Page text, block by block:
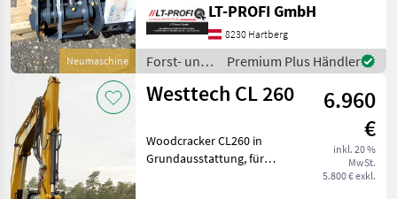
Neumaschine
250 Max. Durchmesser
Hartholz 200 Min.
Durchmesser 70 Max.
Arbeitsd
LT-PROFI GmbH
8230 Hartberg
Forst- und
Holztechnik
/ Uniforest
Premium Plus Händler
Westtech CL 260
6.960
€
inkl. 20 %
MwSt.
5.800 € exkl.
Woodcracker CL260 in
Grundausstattung, für